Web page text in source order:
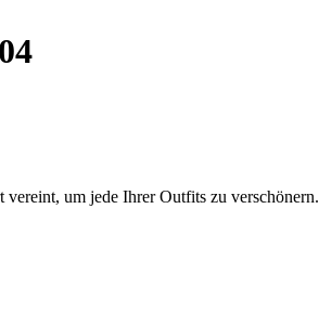
um jede Ihrer Outfits zu verschönern.